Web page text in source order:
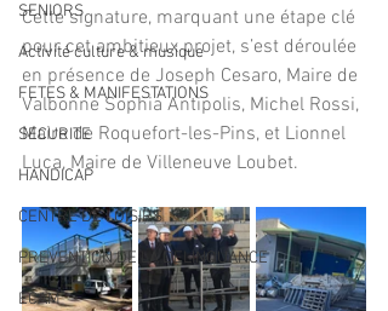
SENIORS
Activité culture & musique
FETES & MANIFESTATIONS
SECURITE
HANDICAP
CENTRE DE LOISIRS
PREVENTION DE LA DELINQUANCE
ECAM
Cette signature, marquant une étape clé
pour cet ambitieux projet, s’est déroulée
en présence de Joseph Cesaro, Maire de
Valbonne Sophia Antipolis, Michel Rossi,
Maire de Roquefort-les-Pins, et Lionnel
Luca, Maire de Villeneuve Loubet.